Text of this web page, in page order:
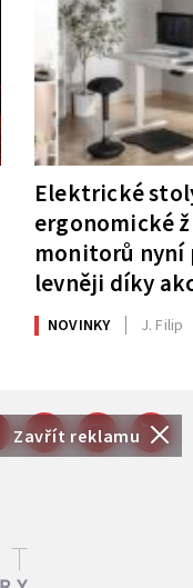
Zavřít reklamu
Elektrické
ergonomické
monitorů
levněji díky
NOVINKY J. Filip